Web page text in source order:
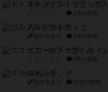
キャプテン・フリップ
2件の投稿
ガルフストライク
紹介文あり 1件の投稿
エコーズ・オブ・タイ
8件の投稿
スカルキング
紹介文あり 12件の投稿